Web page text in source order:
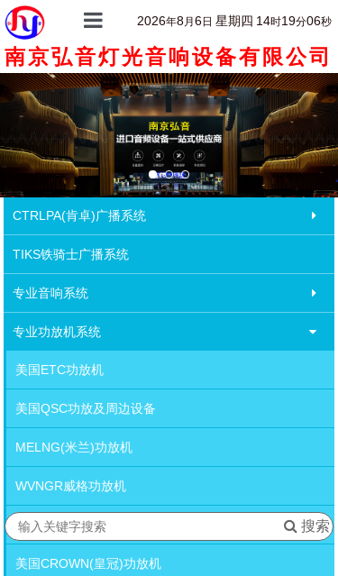
首页
关于我们
产品中心
产品详情
客户案例
新闻动态
2026年8月6日 星期四 14时19分06秒
南京弘音灯光音响设备有限公司
CTRLPA(肯卓)广播系统
TIKS铁骑士广播系统
专业音响系统
专业功放机系统
美国ETC功放机
美国QSC功放及周边设备
MELNG(米兰)功放机
WVNGR威格功放机
LEXPRO力迅功放机，SAE功放机
美国CROWN(皇冠)功放机
搜索